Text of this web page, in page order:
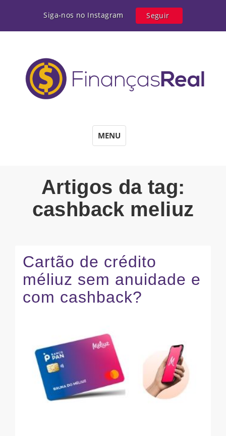
Siga-nos no Instagram Seguir
MENU
Artigos da tag:
cashback meliuz
Cartão de crédito
méliuz sem anuidade e
com cashback?